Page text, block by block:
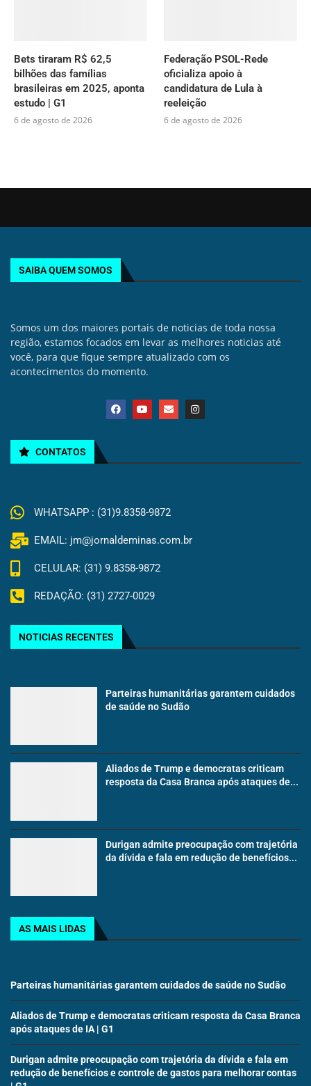
Bets tiraram R$ 62,5
bilhões das famílias
brasileiras em 2025, aponta
estudo | G1
6 de agosto de 2026
Federação PSOL-Rede
oficializa apoio à
candidatura de Lula à
reeleição
6 de agosto de 2026
SAIBA QUEM SOMOS
Somos um dos maiores portais de noticias de toda nossa
região, estamos focados em levar as melhores noticias até
você, para que fique sempre atualizado com os
acontecimentos do momento.
CONTATOS
WHATSAPP : (31)9.8358-9872
EMAIL: jm@jornaldeminas.com.br
CELULAR: (31) 9.8358-9872
REDAÇÃO: (31) 2727-0029
NOTICIAS RECENTES
Parteiras humanitárias garantem cuidados
de saúde no Sudão
Aliados de Trump e democratas criticam
resposta da Casa Branca após ataques de...
Durigan admite preocupação com trajetória
da dívida e fala em redução de benefícios...
AS MAIS LIDAS
Parteiras humanitárias garantem cuidados de saúde no Sudão
Aliados de Trump e democratas criticam resposta da Casa Branca
após ataques de IA | G1
Durigan admite preocupação com trajetória da dívida e fala em
redução de benefícios e controle de gastos para melhorar contas